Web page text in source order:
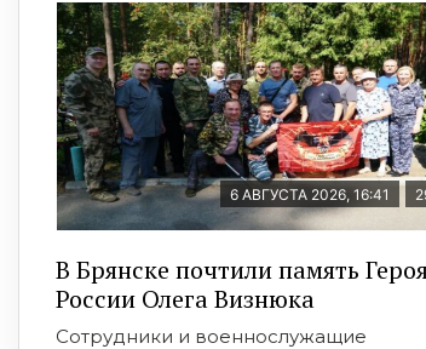
6 АВГУСТА 2026, 16:41
В Брянске почтили память
России Олега Визнюка
Сотрудники и военнослужащие